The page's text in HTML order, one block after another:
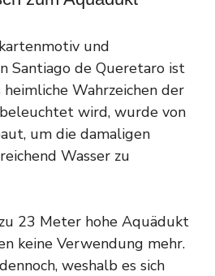
und
Santiago de Queretaro ist
Wahrzeichen der
wird, wurde von
um die damaligen
Wasser zu
23 Meter hohe Aquädukt
keine Verwendung mehr.
weshalb es sich